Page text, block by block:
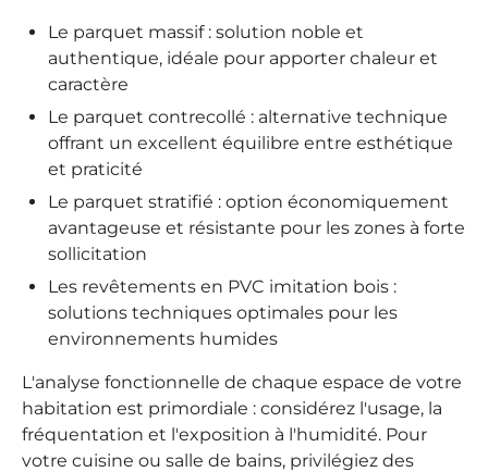
Le parquet massif : solution noble et
authentique, idéale pour apporter chaleur et
caractère
Le parquet contrecollé : alternative technique
offrant un excellent équilibre entre esthétique
et praticité
Le parquet stratifié : option économiquement
avantageuse et résistante pour les zones à forte
sollicitation
Les revêtements en PVC imitation bois :
solutions techniques optimales pour les
environnements humides
L'analyse fonctionnelle de chaque espace de votre
habitation est primordiale : considérez l'usage, la
fréquentation et l'exposition à l'humidité. Pour
votre cuisine ou salle de bains, privilégiez des